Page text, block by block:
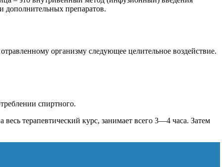
дополнительных препаратов.
организму следующее целительное воздействие.
спиртного.
терапевтический курс, занимает всего 3—4 часа. Затем